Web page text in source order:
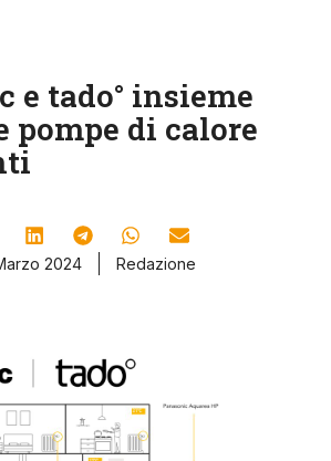
e tado° insieme
pompe di calore
2024
Redazione